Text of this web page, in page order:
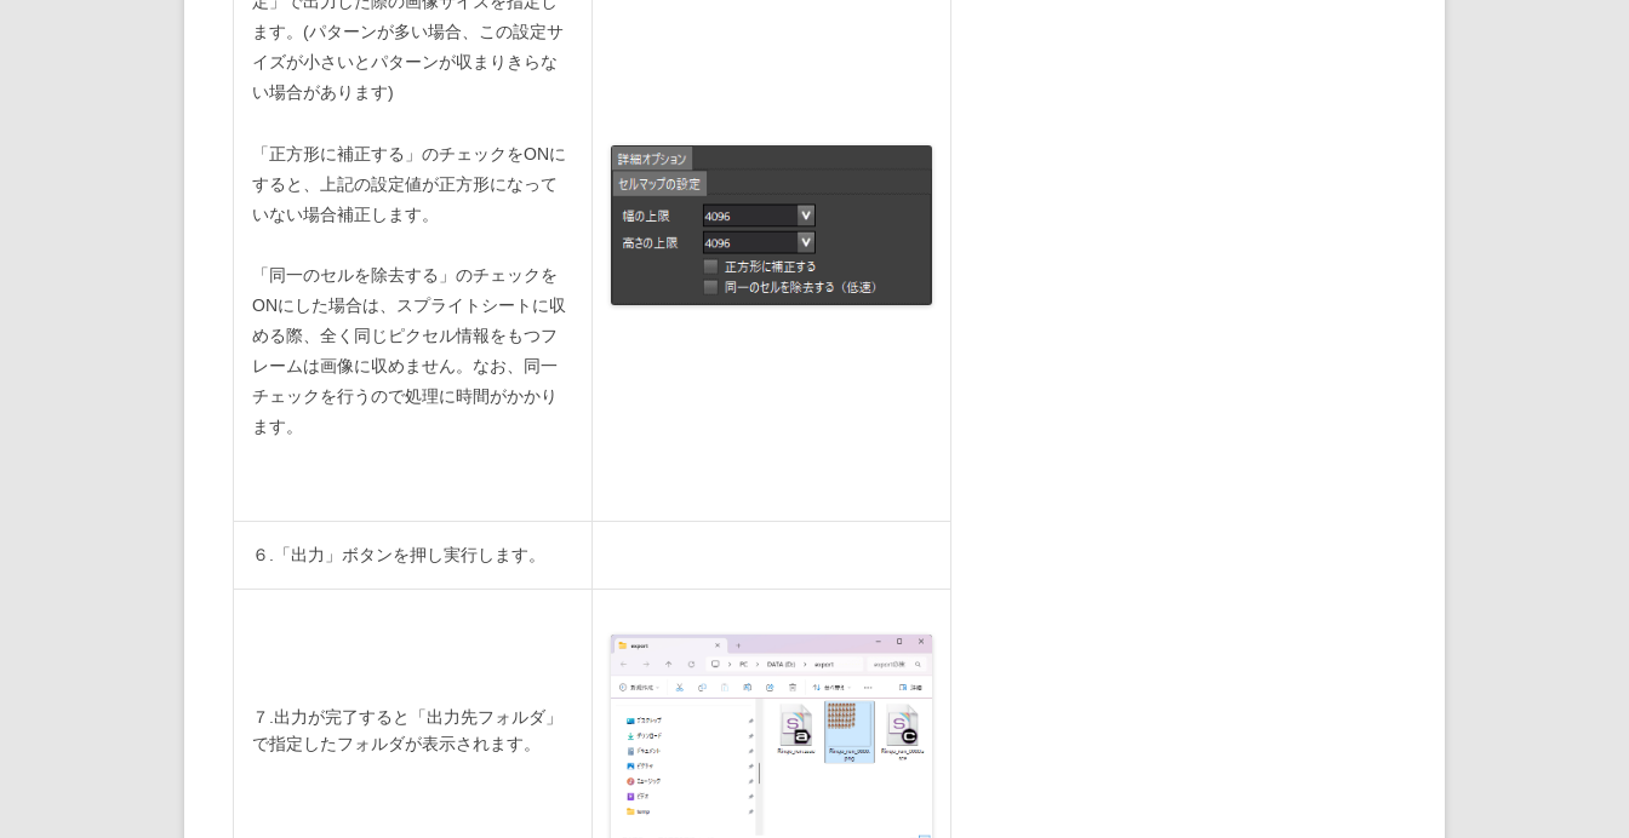
ます。(パターンが多い場合、この設定サ
イズが小さいとパターンが収まりきらな
い場合があります)
「正方形に補正する」のチェックをONに
すると、上記の設定値が正方形になって
いない場合補正します。
「同一のセルを除去する」のチェックを
ONにした場合は、スプライトシートに収
める際、全く同じピクセル情報をもつフ
レームは画像に収めません。なお、同一
チェックを行うので処理に時間がかかり
ます。
６.「出力」ボタンを押し実行します。
７.出力が完了すると「出力先フォルダ」
で指定したフォルダが表示されます。